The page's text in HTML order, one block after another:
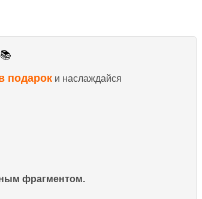
подарок и наслаждайся
фрагментом.